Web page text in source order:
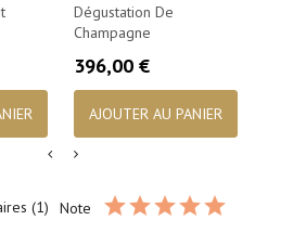
Dégustation De
Champagne
Prix
396,00 €
AJOUTER AU PANIER
(1) Note